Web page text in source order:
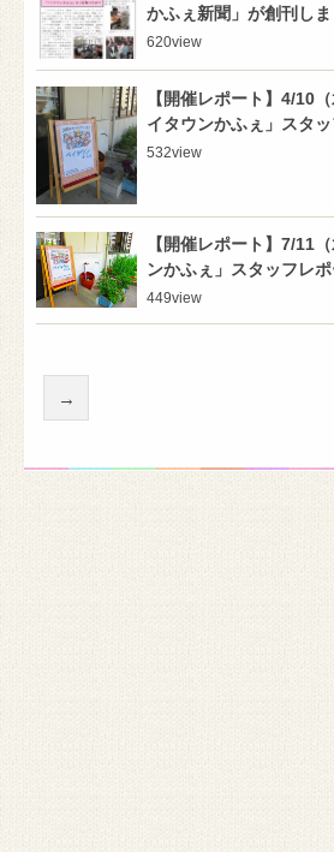
かふぇ新聞」が創刊しま
620view
【開催レポート】4/10
イタウンかふぇ」スタ
532view
【開催レポート】7/11
ンかふぇ」スタッフレポ
449view
→